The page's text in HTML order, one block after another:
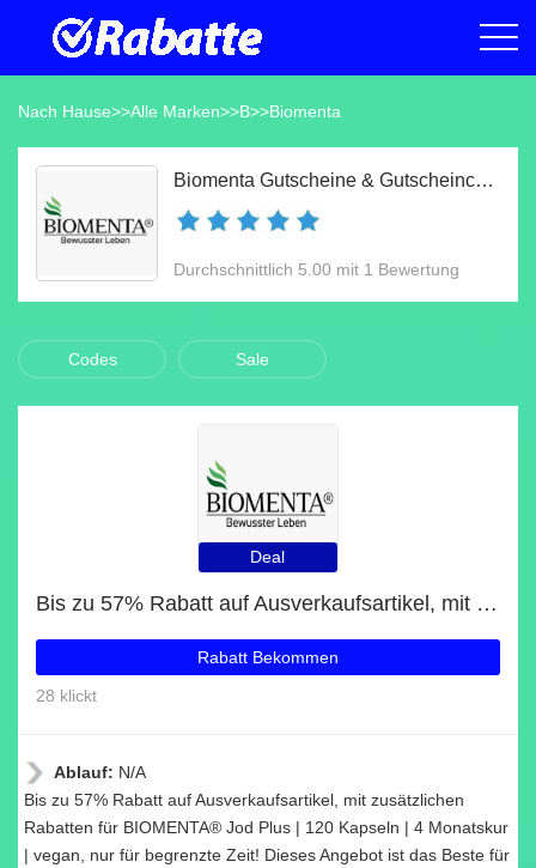
Nach Hause>>Alle Marken>>B>>Biomenta
Biomenta Gutscheine & Gutscheincodes Aug 2026
Durchschnittlich 5.00 mit 1 Bewertung
Codes Sale
Deal
Bis zu 57% Rabatt auf Ausverkaufsartikel, mit zusätzlichen Rabatten für BIOMENTA® Jod Plus | 120 Kapseln | 4 Monatskur | vegan
Rabatt Bekommen
28 klickt
Ablauf: N/A
Bis zu 57% Rabatt auf Ausverkaufsartikel, mit zusätzlichen
Rabatten für BIOMENTA® Jod Plus | 120 Kapseln | 4 Monatskur
| vegan, nur für begrenzte Zeit! Dieses Angebot ist das Beste für